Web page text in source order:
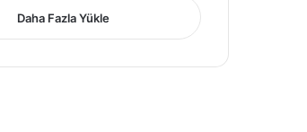
Daha Fazla Yükle